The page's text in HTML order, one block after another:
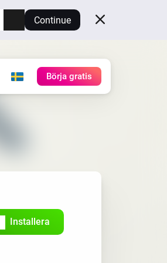
Continue
Börja gratis
Installera